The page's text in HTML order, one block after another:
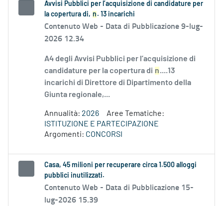
Avvisi Pubblici per l’acquisizione di candidature per
la copertura di, n . 13 incarichi
Contenuto Web - Data di Pubblicazione 9-lug-
2026 12.34
A4 degli Avvisi Pubblici per l’acquisizione di
candidature per la copertura di n....13
incarichi di Direttore di Dipartimento della
Giunta regionale,...
Annualità: 2026
Aree Tematiche:
ISTITUZIONE E PARTECIPAZIONE
Argomenti: CONCORSI
Casa, 45 milioni per recuperare circa 1.500 alloggi
pubblici inutilizzati.
Contenuto Web - Data di Pubblicazione 15-
lug-2026 15.39